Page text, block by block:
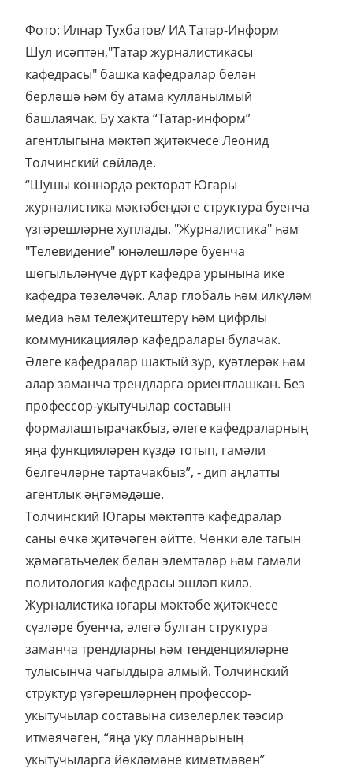
Фото: Илнар Тухбатов/ ИА Татар-Информ
Шул исәптән,"Татар журналистикасы
кафедрасы" башка кафедралар белән
берләшә һәм бу атама кулланылмый
башлаячак. Бу хакта “Татар-информ”
агентлыгына мәктәп җитәкчесе Леонид
Толчинский сөйләде.
“Шушы көннәрдә ректорат Югары
журналистика мәктәбендәге структура буенча
үзгәрешләрне хуплады. "Журналистика" һәм
"Телевидение" юнәлешләре буенча
шөгыльләнүче дүрт кафедра урынына ике
кафедра төзеләчәк. Алар глобаль һәм илкүләм
медиа һәм телеҗитештерү һәм цифрлы
коммуникацияләр кафедралары булачак.
Әлеге кафедралар шактый зур, куәтлерәк һәм
алар заманча трендларга ориентлашкан. Без
профессор-укытучылар составын
формалаштырачакбыз, әлеге кафедраларның
яңа функцияләрен күздә тотып, гамәли
белгечләрне тартачакбыз”, - дип аңлатты
агентлык әңгәмәдәше.
Толчинский Югары мәктәптә кафедралар
саны өчкә җитәчәген әйтте. Чөнки әле тагын
җәмәгатьчелек белән элемтәләр һәм гамәли
политология кафедрасы эшләп килә.
Журналистика югары мәктәбе җитәкчесе
сүзләре буенча, әлегә булган структура
заманча трендларны һәм тенденцияләрне
тулысынча чагылдыра алмый. Толчинский
структур үзгәрешләрнең профессор-
укытучылар составына сизелерлек тәэсир
итмәячәген, “яңа уку планнарының
укытучыларга йөкләмәне киметмәвен”